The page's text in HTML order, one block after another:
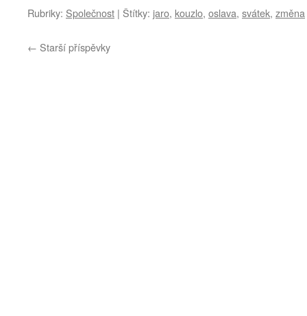
Rubriky: Společnost | Štítky: jaro, kouzlo, oslava, svátek, změna
← Starší příspěvky